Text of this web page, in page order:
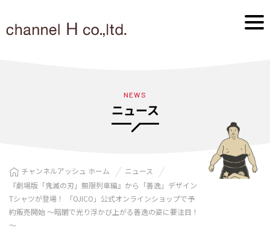
NEWS
ニュース
チャンネルアッシュ ホーム
ニュース
『劇場版「鬼滅の刃」無限列車編』から「善逸」デザイン
Tシャツが登場！ 「OJICO」公式オンラインショップで予
約販売開始 ～暗闇で光り浮かび上がる善逸の姿に要注目！
～